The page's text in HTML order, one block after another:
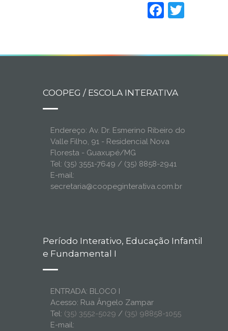
COOPEG / ESCOLA INTERATIVA
Endereço: Av. Dr. Esmerino Ribeiro do
Valle Filho, 91 - Residencial Nova
Floresta - Guaxupé/MG
Tel: (35) 3551-7649 / (35) 8858-2941
E-mail:
secretaria@coopeginterativa.com.br
Período Interativo, Educação Infantil
e Fundamental I
ENTRADA: BLOCO I
Acesso: Rua Ângelo Zampar
Tel: (35) 3552-5029 / (35) 98858-1055
E-mail: